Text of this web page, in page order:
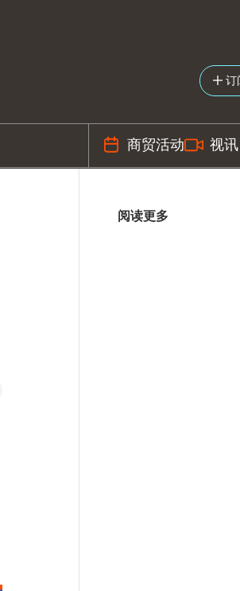
订
商贸活动 视讯
阅读更多